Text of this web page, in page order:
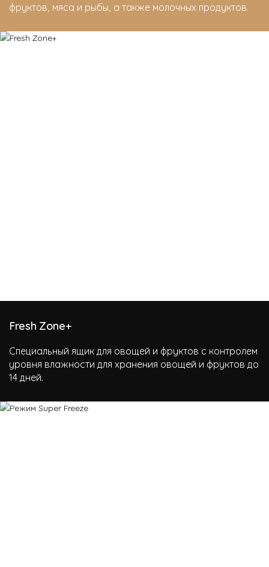
фруктов, мяса и рыбы, а также молочных продуктов.
Fresh Zone+
Специальный ящик для овощей и фруктов с контролем
уровня влажности для хранения овощей и фруктов до
14 дней.